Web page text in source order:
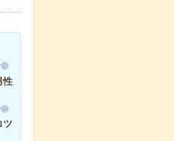
性
ツ